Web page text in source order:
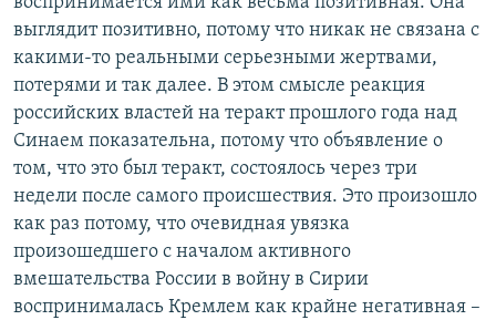
выглядит позитивно, потому что никак не связана с
какими-то реальными серьезными жертвами,
потерями и так далее. В этом смысле реакция
российских властей на теракт прошлого года над
Синаем показательна, потому что объявление о
том, что это был теракт, состоялось через три
недели после самого происшествия. Это произошло
как раз потому, что очевидная увязка
произошедшего с началом активного
вмешательства России в войну в Сирии
воспринималась Кремлем как крайне негативная –